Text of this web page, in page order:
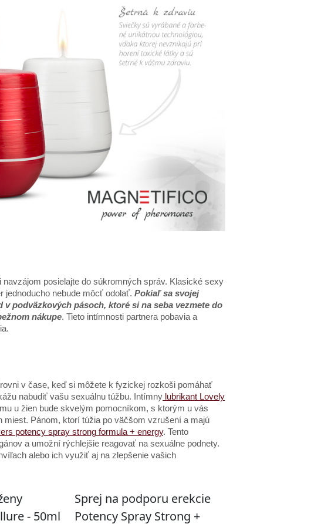
posielajte do súkromných správ. Klasické sexy
jednoducho nebude môcť odolať. Pokiaľ sa svojej
podväzkových pásoch, ktoré si na seba vezmete do
nákupe. Tieto intímnosti partnera pobavia a
v čase, keď si môžete k fyzickej rozkoši pomáhať
nabudiť vašu sexuálnu túžbu. Intímny lubrikant Lovely
u žien bude skvelým pomocníkom, s ktorým u vás
Pánom, ktorí túžia po väčšom vzrušení a majú
potency spray strong formula + energy. Tento
a umožní rýchlejšie reagovať na sexuálne podnety.
alebo ich využiť aj na zlepšenie vašich